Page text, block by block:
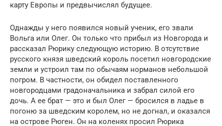
карту Европы и предвычислял будущее.
Однажды у него появился новый ученик, его звали
Вольга или Олег. Он только что прибыл из Новгорода и
рассказал Рюрику следующую историю. В отсутствие
русского князя шведский король посетил новгородские
земли и устроил там по обычаям норманов небольшой
погром. В частности, он обидел поставленного
новгородцами градоначальника и забрал силой его
дочь. А ее брат — это и был Олег — бросился в ладье в
погоню за шведским королем, но не догнал, и оказался
на острове Рюген. Он на коленях просил Рюрика